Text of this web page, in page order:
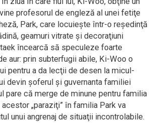
profesorul de engleză al unei fetiţe
Park, care locuieşte într-o reşedinţă
geamuri vitrate şi decoraţiuni
încearcă să speculeze foarte
aur: prin subterfugii abile, Ki-Woo o
pentru a da lecţii de desen la micul-
devin şoferul şi guvernanta familiei
pare că merge de minune pentru familia
„paraziţi” în familia Park va
unui angrenaj de situaţii incontrolabile.